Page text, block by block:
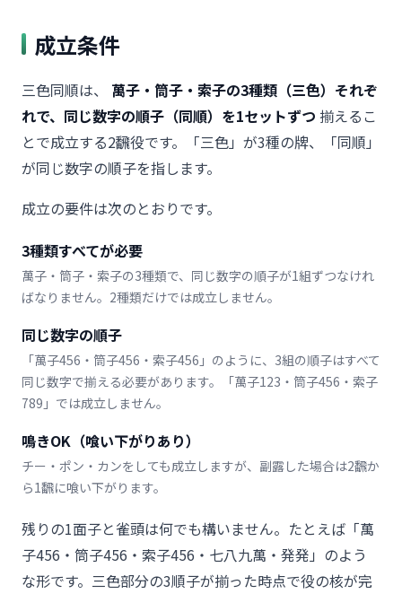
成立条件
三色同順は、 萬子・筒子・索子の3種類（三色）それぞ
れで、同じ数字の順子（同順）を1セットずつ 揃えるこ
とで成立する2飜役です。「三色」が3種の牌、「同順」
が同じ数字の順子を指します。
成立の要件は次のとおりです。
3種類すべてが必要
萬子・筒子・索子の3種類で、同じ数字の順子が1組ずつなけれ
ばなりません。2種類だけでは成立しません。
同じ数字の順子
「萬子456・筒子456・索子456」のように、3組の順子はすべて
同じ数字で揃える必要があります。「萬子123・筒子456・索子
789」では成立しません。
鳴きOK（喰い下がりあり）
チー・ポン・カンをしても成立しますが、副露した場合は2飜か
ら1飜に喰い下がります。
残りの1面子と雀頭は何でも構いません。たとえば「萬
子456・筒子456・索子456・七八九萬・発発」のよう
な形です。三色部分の3順子が揃った時点で役の核が完